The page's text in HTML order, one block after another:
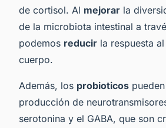
de cortisol. Al mejorar la
de la microbiota intestinal a
podemos reducir la respuesta
cuerpo.
Además, los probioticos
producción de
serotonina y el GABA, que son